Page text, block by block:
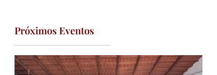
Próximos Eventos